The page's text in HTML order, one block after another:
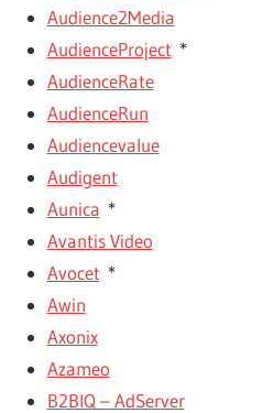
Audience2Media
AudienceProject *
AudienceRate
AudienceRun
Audiencevalue
Audigent
Aunica *
Avantis Video
Avocet *
Awin
Axonix
Azameo
B2BIQ – AdServer